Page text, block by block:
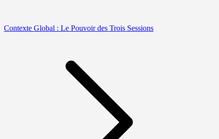
Contexte Global : Le Pouvoir des Trois Sessions